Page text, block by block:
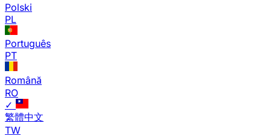
Polski
PL
Português
PT
Română
RO
✓
繁體中文
TW